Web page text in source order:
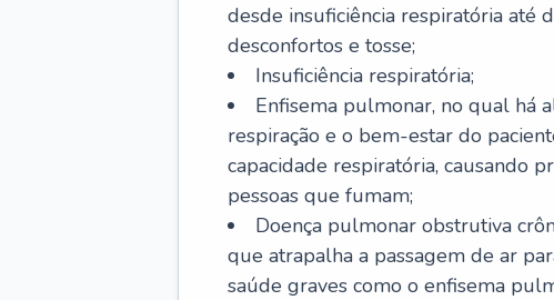
desde insuficiência respiratória até
desconfortos e tosse;
Insuficiência respiratória;
Enfisema pulmonar, no qual há
respiração e o bem-estar do
capacidade respiratória, causando
pessoas que fumam;
Doença pulmonar obstrutiva
que atrapalha a passagem de ar
saúde graves como o enfisema